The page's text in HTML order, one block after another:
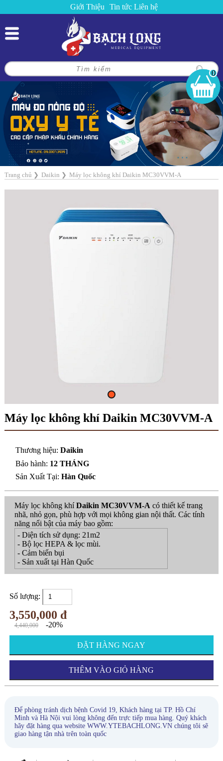
Giới Thiệu Tin tức Liên hệ
0
Trang chủ ❯ Daikin ❯ Máy lọc không khí Daikin MC30VVM-A
Máy lọc không khí Daikin MC30VVM-A
Thương hiệu:Daikin
Bảo hành: 12 THÁNG
Sản Xuất Tại:Hàn Quốc
Máy lọc không khíDaikin MC30VVM-A có thiết kế trang
nhã, nhỏ gọn, phù hợp với mọi không gian nội thất. Các tính
năng nổi bật của máy bao gồm:
- Diện tích sử dụng: 21m2
- Bộ lọc HEPA & lọc mùi.
- Cảm biến bụi
- Sản xuất tại Hàn Quốc
Số lượng:
3,550,000 đ
4,440,000 -20%
ĐẶT HÀNG NGAY
THÊM VÀO GIỎ HÀNG
Để phòng tránh dịch bệnh Covid 19, Khách hàng tại TP. Hồ Chí
Minh và Hà Nội vui lòng không đến trực tiếp mua hàng. Quý khách
hãy đặt hàng qua website WWW.YTEBACHLONG.VN chúng tôi sẽ
giao hàng tận nhà trên toàn quốc